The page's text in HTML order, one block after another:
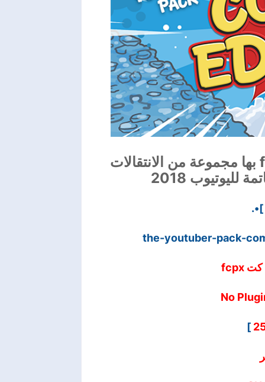
تحميل اضافة للفاينل كت برو اكس fcpx بها مجموعة من الانتقالات
2018
]•.
the-youtuber-pack-
كتfcpx
]